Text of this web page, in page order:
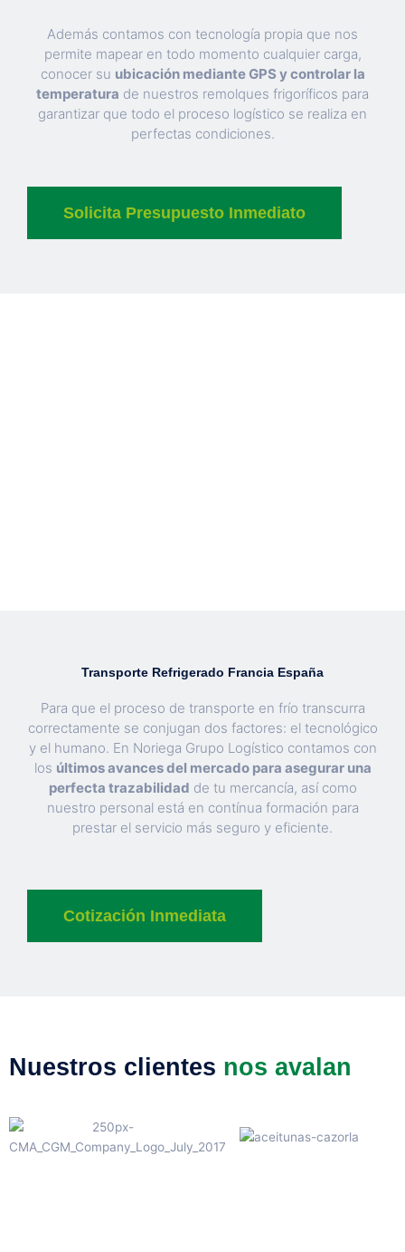
Además contamos con tecnología propia que nos
permite mapear en todo momento cualquier carga,
conocer su ubicación mediante GPS y controlar la
temperatura de nuestros remolques frigoríficos para
garantizar que todo el proceso logístico se realiza en
perfectas condiciones.
Solicita Presupuesto Inmediato
Transporte Refrigerado Francia España
Para que el proceso de transporte en frío transcurra
correctamente se conjugan dos factores: el tecnológico
y el humano. En Noriega Grupo Logístico contamos con
los últimos avances del mercado para asegurar una
perfecta trazabilidad de tu mercancía, así como
nuestro personal está en contínua formación para
prestar el servicio más seguro y eficiente.
Cotización Inmediata
Nuestros clientes nos avalan